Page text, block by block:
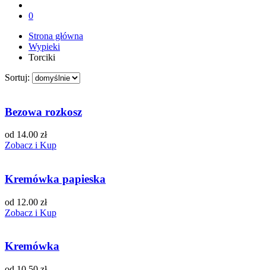
0
Strona główna
Wypieki
Torciki
Sortuj:
Bezowa rozkosz
od 14.00 zł
Zobacz i Kup
Kremówka papieska
od 12.00 zł
Zobacz i Kup
Kremówka